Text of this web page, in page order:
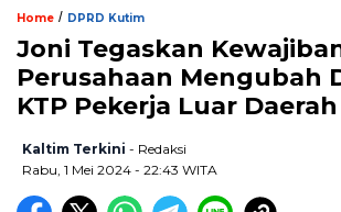
Home / DPRD Kutim
Joni Tegaskan
Perusahaan Mengubah
KTP Pekerja Luar Daerah
Kaltim Terkini - Redaksi
Rabu, 1 Mei 2024 - 22:43 WITA